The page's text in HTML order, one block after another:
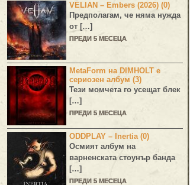
VELIAN – Embers (2026) (0)
Предполагам, че няма нужда
от […]
ПРЕДИ 5 МЕСЕЦА
MetaForm на DIMHOLT е
сериозен албум (3)
Тези момчета го усещат блек
[…]
ПРЕДИ 5 МЕСЕЦА
ODDPLAY – Inertia (0)
Осмият албум на
варненската стоунър банда
[…]
ПРЕДИ 5 МЕСЕЦА